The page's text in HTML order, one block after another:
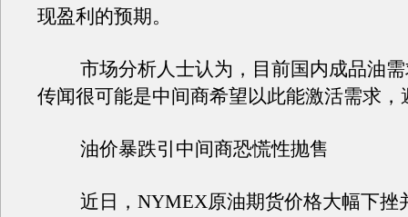
现盈利的预期。
市场分析人士认为，目前国内成品油需
传闻很可能是中间商希望以此能激活需求，
油价暴跌引中间商恐慌性抛售
近日，NYMEX原油期货价格大幅下挫